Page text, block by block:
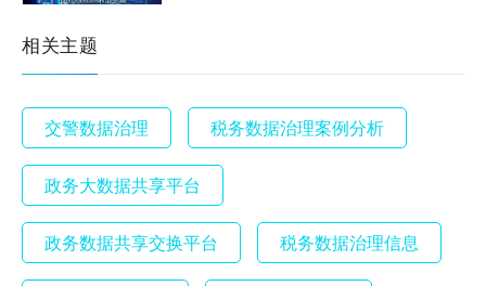
相关主题
交警数据治理 税务数据治理案例分析
政务大数据共享平台
政务数据共享交换平台 税务数据治理信息